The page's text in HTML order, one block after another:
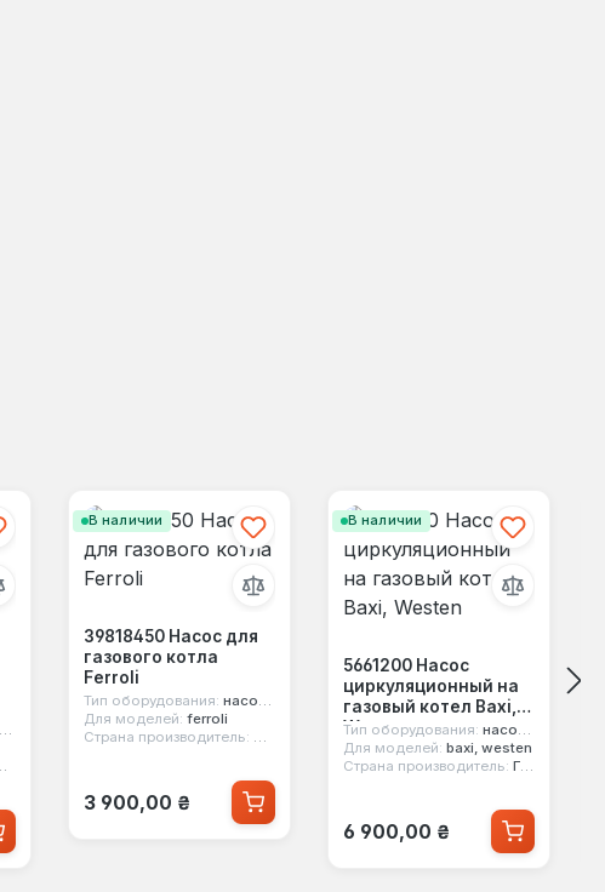
В наличии
39818450 Насос для
газового котла
Ferroli
Тип оборудования: насос циркуляционный
Для моделей: ferroli
Страна производитель:
Обычная цена:
3 900,00 ₴
В наличии
5661200 Насос
циркуляционный на
газовый котел Baxi,
Westen
Тип оборудования: насос циркуляционный
Для моделей: baxi, westen
Страна производитель: Германия
Обычная цена:
6 900,00 ₴